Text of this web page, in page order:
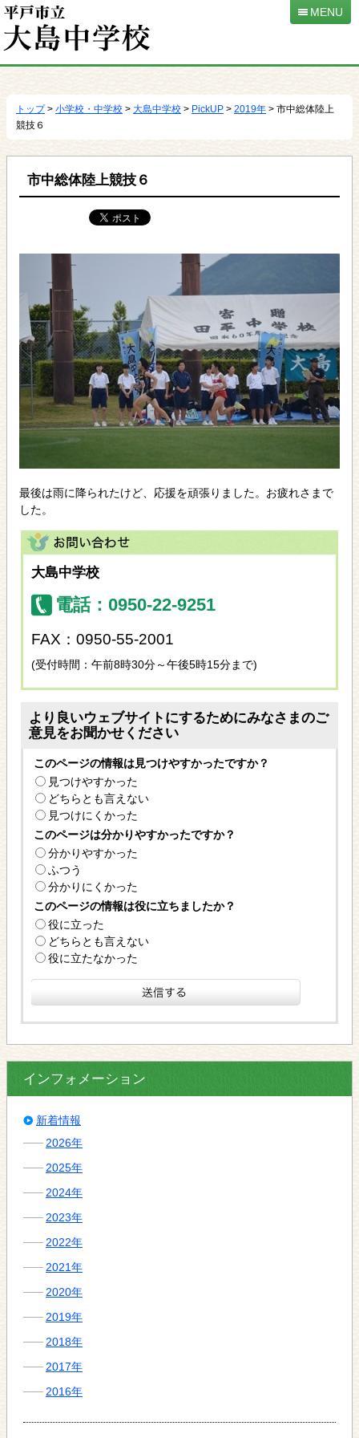
動
MENU
トップ> 小学校・中学校 > 大島中学校 > PickUP > 2019年 > 市中総体陸上
競技６
市中総体陸上競技６
最後は雨に降られたけど、応援を頑張りました。お疲れさまで
した。
大島中学校
電話：0950-22-9251
FAX：0950-55-2001
(受付時間：午前8時30分～午後5時15分まで)
より良いウェブサイトにするためにみなさまのご
意見をお聞かせください
このページの情報は見つけやすかったですか？
見つけやすかった
どちらとも言えない
見つけにくかった
このページは分かりやすかったですか？
分かりやすかった
ふつう
分かりにくかった
このページの情報は役に立ちましたか？
役に立った
どちらとも言えない
役に立たなかった
インフォメーション
新着情報
2026年
2025年
2024年
2023年
2022年
2021年
2020年
2019年
2018年
2017年
2016年